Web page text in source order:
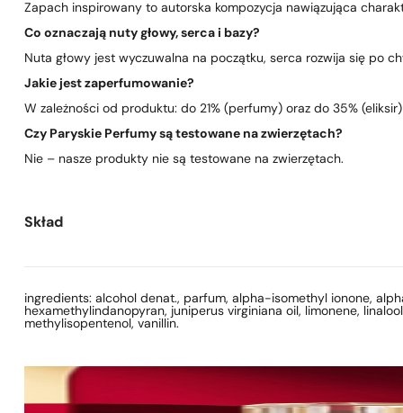
Zapach inspirowany to autorska kompozycja nawiązująca
Co oznaczają nuty głowy, serca i bazy?
Nuta głowy jest wyczuwalna na początku, serca rozwija się po
Jakie jest zaperfumowanie?
W zależności od produktu: do 21% (perfumy) oraz do 35%
Czy Paryskie Perfumy są testowane na zwierzętach?
Nie – nasze produkty nie są testowane na zwierzętach.
Skład
ingredients: alcohol denat., parfum, alpha-isomethyl ionone,
hexamethylindanopyran, juniperus virginiana oil, limonene,
methylisopentenol, vanillin.